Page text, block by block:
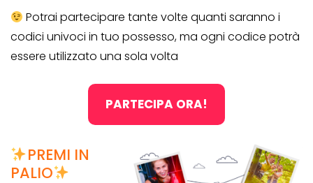
Potrai partecipare tante volte quanti saranno i
codici univoci in tuo possesso, ma ogni codice potrà
essere utilizzato una sola volta
PARTECIPA ORA!
PREMI IN
PALIO